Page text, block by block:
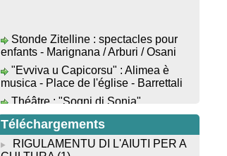
Corsica cù Regina & Bruno",
hommage au duo mythique de la
chanson corse interprété par Marie-
Elsa Picciocchi (chant), Marc’Antò
Belgodere (chant et gutare) et Jacky Le
Menn (claviers) - Salle des fêtes -
Cuzzà
Lecture musicale : "Frida par les
mots" proposée par la compagnie "Si
enfants - Marignana / Arburi / Osani
"Evviva u Capicorsu" : Alimea è
musica - Place de l'église - Barrettali
Théâtre : "Sogni di Sonia"
d'Alexandre Oppecini avec Davia
Benedetti - Cour du musée - Cervioni
Pièce de théâtre en langue corse : "A
Notti di u Piscadorucciu" par la Cie
Téléchargements
RIGULAMENTU DI L'AIUTI PER A